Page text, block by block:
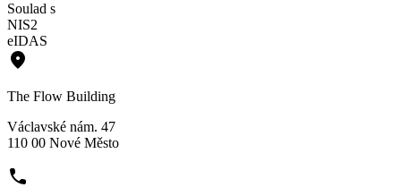
Soulad s
NIS2
eIDAS
place
The Flow Building
Václavské nám. 47
110 00 Nové Město
phone